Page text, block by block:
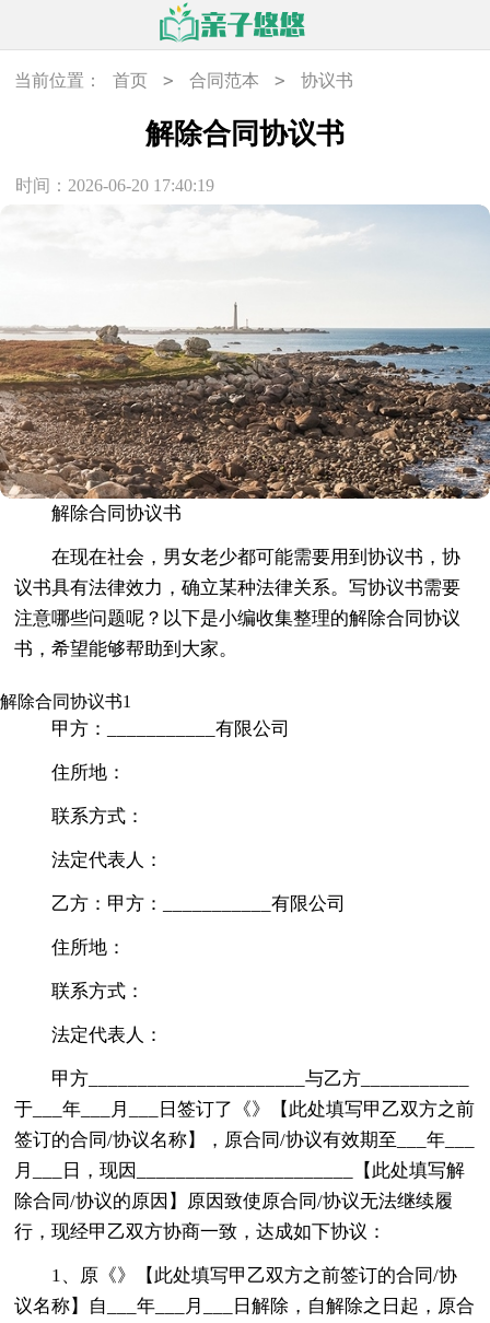
当前位置： 首页 > 合同范本 > 协议书
解除合同协议书
时间：2026-06-20 17:40:19
解除合同协议书
在现在社会，男女老少都可能需要用到协议书，协
议书具有法律效力，确立某种法律关系。写协议书需要
注意哪些问题呢？以下是小编收集整理的解除合同协议
书，希望能够帮助到大家。
解除合同协议书1
甲方：___________有限公司
住所地：
联系方式：
法定代表人：
乙方：甲方：___________有限公司
住所地：
联系方式：
法定代表人：
甲方______________________与乙方___________
于___年___月___日签订了《》【此处填写甲乙双方之前
签订的合同/协议名称】，原合同/协议有效期至___年___
月___日，现因______________________【此处填写解
除合同/协议的原因】原因致使原合同/协议无法继续履
行，现经甲乙双方协商一致，达成如下协议：
1、原《》【此处填写甲乙双方之前签订的合同/协
议名称】自___年___月___日解除，自解除之日起，原合